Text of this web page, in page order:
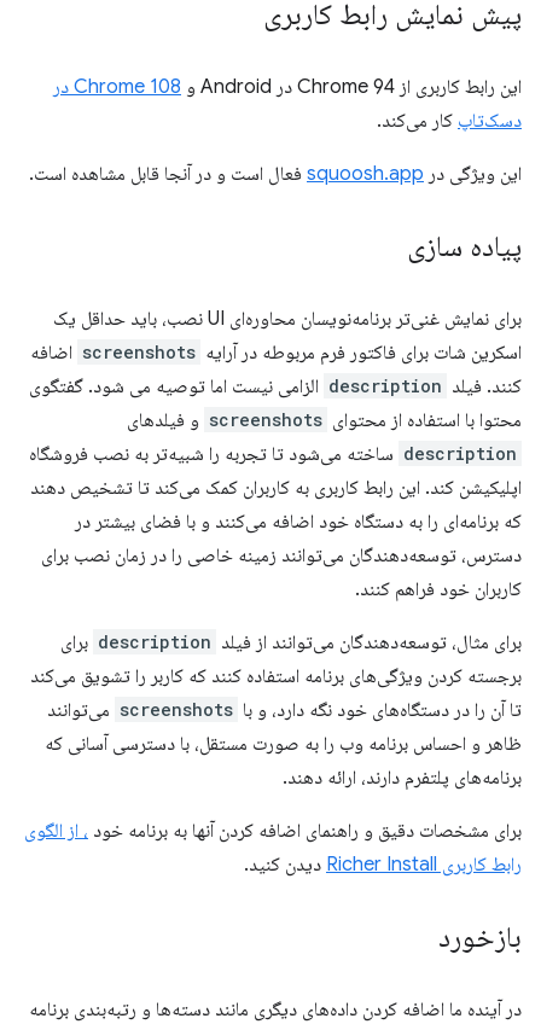
پیش نمایش رابط کاربری
این رابط کاربری از Chrome 94 در Android و
Chrome 108 در
دسک‌تاپ کار می‌کند.
این ویژگی در squoosh.app فعال است و در آنجا قابل مشاهده است.
پیاده سازی
برای نمایش غنی‌تر برنامه‌نویسان محاوره‌ای UI نصب، باید حداقل یک
اسکرین شات برای فاکتور فرم مربوطه در آرایه screenshots اضافه
کنند. فیلد description الزامی نیست اما توصیه می شود. گفتگوی
محتوا با استفاده از محتوای screenshots و فیلدهای
description ساخته می‌شود تا تجربه را شبیه‌تر به نصب فروشگاه
اپلیکیشن کند. این رابط کاربری به کاربران کمک می‌کند تا تشخیص دهند
که برنامه‌ای را به دستگاه خود اضافه می‌کنند و با فضای بیشتر در
دسترس، توسعه‌دهندگان می‌توانند زمینه خاصی را در زمان نصب برای
کاربران خود فراهم کنند.
برای مثال، توسعه‌دهندگان می‌توانند از فیلد description برای
برجسته کردن ویژگی‌های برنامه استفاده کنند که کاربر را تشویق می‌کند
تا آن را در دستگاه‌های خود نگه دارد، و با screenshots می‌توانند
ظاهر و احساس برنامه وب را به صورت مستقل، با دسترسی آسانی که
برنامه‌های پلتفرم دارند، ارائه دهند.
برای مشخصات دقیق و راهنمای اضافه کردن آنها به برنامه خود ، از الگوی
رابط کاربری Richer Install
دیدن کنید.
بازخورد
در آینده ما اضافه کردن داده‌های دیگری مانند دسته‌ها و رتبه‌بندی برنامه